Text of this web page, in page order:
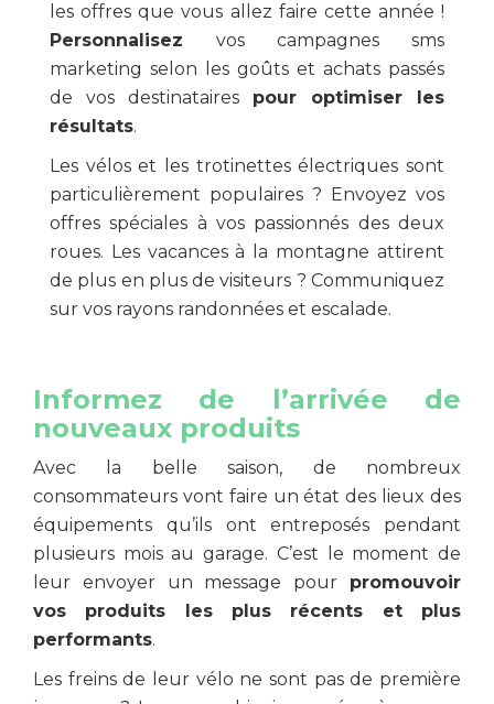
les offres que vous allez faire cette année !
Personnalisez vos campagnes sms
marketing selon les goûts et achats passés
de vos destinataires pour optimiser les
résultats.
Les vélos et les trotinettes électriques sont
particulièrement populaires ? Envoyez vos
offres spéciales à vos passionnés des deux
roues. Les vacances à la montagne attirent
de plus en plus de visiteurs ? Communiquez
sur vos rayons randonnées et escalade.
Informez de l’arrivée de
nouveaux produits
Avec la belle saison, de nombreux
consommateurs vont faire un état des lieux des
équipements qu’ils ont entreposés pendant
plusieurs mois au garage. C’est le moment de
leur envoyer un message pour promouvoir
vos produits les plus récents et plus
performants.
Les freins de leur vélo ne sont pas de première